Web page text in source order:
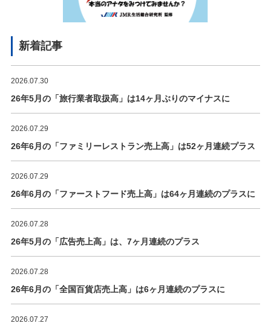
新着記事
2026.07.30
26年5月の「旅行業者取扱高」は14ヶ月ぶりのマイナスに
2026.07.29
26年6月の「ファミリーレストラン売上高」は52ヶ月連続プラス
2026.07.29
26年6月の「ファーストフード売上高」は64ヶ月連続のプラスに
2026.07.28
26年5月の「広告売上高」は、7ヶ月連続のプラス
2026.07.28
26年6月の「全国百貨店売上高」は6ヶ月連続のプラスに
2026.07.27